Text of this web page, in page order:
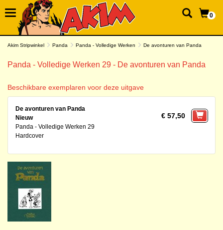
0
Akim Stripwinkel Panda Panda - Volledige Werken De avonturen van Panda
Panda - Volledige Werken 29 - De avonturen van Panda
Beschikbare exemplaren voor deze uitgave
De avonturen van Panda
Nieuw
Panda - Volledige Werken 29
Hardcover
€ 57,50